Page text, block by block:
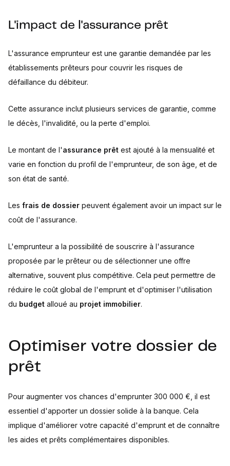
L'impact de l'assurance prêt
L'assurance emprunteur est une garantie demandée par les
établissements prêteurs pour couvrir les risques de
défaillance du débiteur.
Cette assurance inclut plusieurs services de garantie, comme
le décès, l'invalidité, ou la perte d'emploi.
Le montant de l'assurance prêt est ajouté à la mensualité et
varie en fonction du profil de l'emprunteur, de son âge, et de
son état de santé.
Les frais de dossier peuvent également avoir un impact sur le
coût de l'assurance.
L'emprunteur a la possibilité de souscrire à l'assurance
proposée par le prêteur ou de sélectionner une offre
alternative, souvent plus compétitive. Cela peut permettre de
réduire le coût global de l'emprunt et d'optimiser l'utilisation
du budget alloué au projet immobilier.
Optimiser votre dossier de
prêt
Pour augmenter vos chances d'emprunter 300 000 €, il est
essentiel d'apporter un dossier solide à la banque. Cela
implique d'améliorer votre capacité d'emprunt et de connaître
les aides et prêts complémentaires disponibles.